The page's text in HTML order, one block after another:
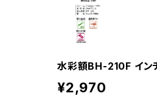
水彩額BH-210F イ
¥2,970